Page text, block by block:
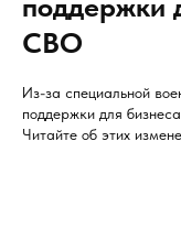
СВО
Из-за специальной
поддержки для
Читайте об этих